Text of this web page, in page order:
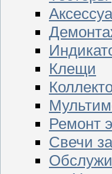
Клещи
Ремонт
Свечи